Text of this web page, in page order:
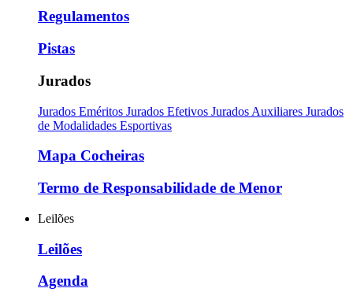
Regulamentos
Pistas
Jurados
Jurados Eméritos Jurados Efetivos Jurados Auxiliares Jurados
de Modalidades Esportivas
Mapa Cocheiras
Termo de Responsabilidade de Menor
Leilões
Leilões
Agenda